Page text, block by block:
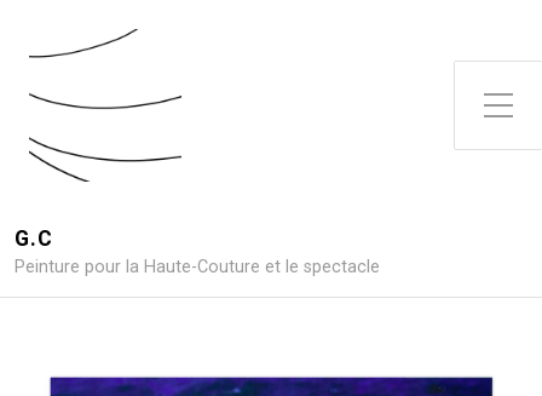
G.C
Peinture pour la Haute-Couture et le spectacle